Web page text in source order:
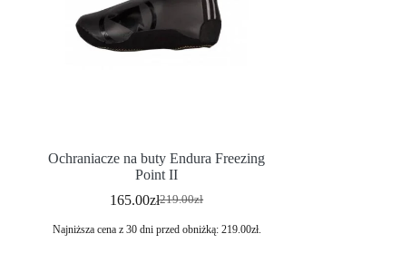
Ochraniacze na buty Endura Freezing
Point II
219.00zł
165.00zł
Najniższa cena z 30 dni przed obniżką: 219.00zł.